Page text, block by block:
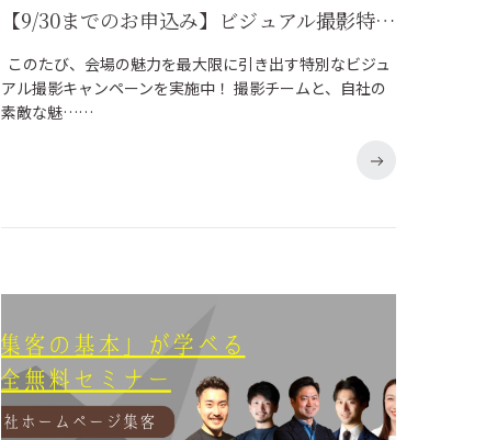
【9/30までのお申込み】ビジュアル撮影特別プラン提供！
このたび、会場の魅力を最大限に引き出す特別なビジュ
アル撮影キャンペーンを実施中！ 撮影チームと、自社の
素敵な魅……